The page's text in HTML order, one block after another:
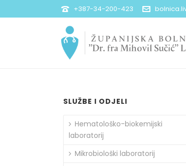
+387-34-200-423
SLUŽBE I ODJELI
Hematološko-biokemijski
laboratorij
Mikrobiološki laboratorij